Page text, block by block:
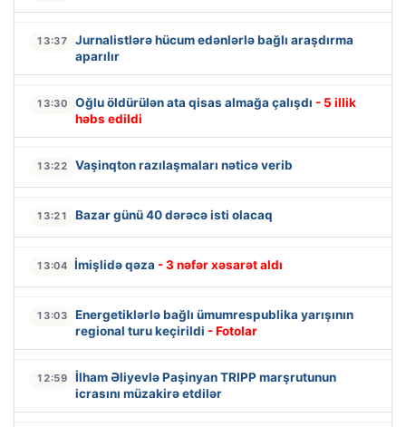
13:37
Jurnalistlərə hücum edənlərlə bağlı araşdırma
aparılır
13:30 Oğlu öldürülən ata qisas almağa çalışdı - 5 illik
həbs edildi
13:22 Vaşinqton razılaşmaları nəticə verib
13:21 Bazar günü 40 dərəcə isti olacaq
13:04 İmişlidə qəza - 3 nəfər xəsarət aldı
13:03
Energetiklərlə bağlı ümumrespublika yarışının
regional turu keçirildi - Fotolar
12:59
İlham Əliyevlə Paşinyan TRIPP marşrutunun
icrasını müzakirə etdilər